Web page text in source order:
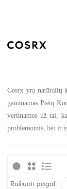
Cosrx yra natūralių
gaminamas Pietų
vertinamos už tai,
problemomis, bet ir
Rūšiuoti pagal: